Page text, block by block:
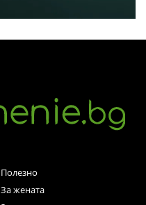
Полезно
За жената